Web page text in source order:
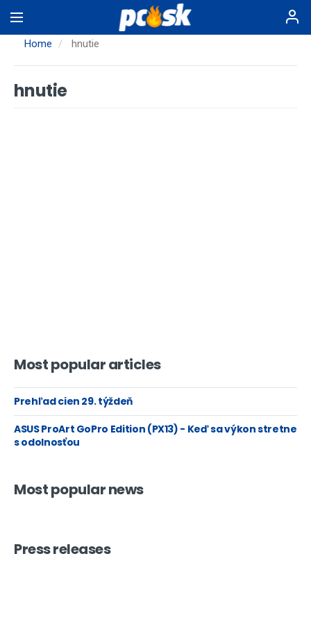
mainHome hnutie
hnutie
Most popular articles
Prehľad cien 29. týždeň
ASUS ProArt GoPro Edition (PX13) - Keď sa výkon stretne
s odolnosťou
Most popular news
Press releases